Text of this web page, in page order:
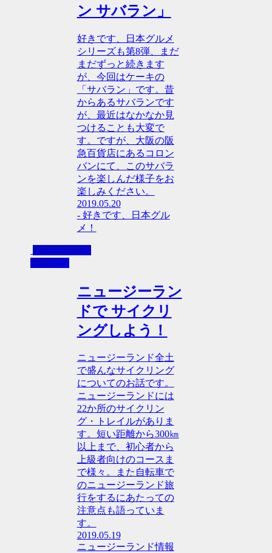
ン サバラン」
好きです、日本グルメ
シリーズも第8弾、まだ
まだずっと続きます
が、今回はケーキの
「サバラン」です。昔
からあるサバランです
が、最近はなかなか見
つけることも大変で
す。ですが、大阪の阪
急百貨店にあるコロン
バンにて、このサバラ
ンを楽しんだ様子をお
楽しみください。
2019.05.20
- 好きです、日本グル
メ！
ニュージーラ
ンド情報
ニュージーラン
ドで サイクリ
ングしよう！
ニュージーランド全土
で盛んなサイクリング
についてのお話です。
ニュージーランドには
22か所のサイクリン
グ・トレイルがありま
す。短い距離から300㎞
以上まで、初心者から
上級者向けのコースま
で様々。また自転車で
のニュージーランド旅
行をするにあたっての
注意点も語っていま
す。
2019.05.19
ニュージーランド情報